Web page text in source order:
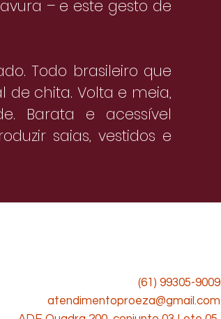
– e este gesto de
Todo brasileiro que
de chita. Volta e meia,
Barata e acessível
saias, vestidos e
(61) 99305-9009
atendimentoproeza@gmail.com